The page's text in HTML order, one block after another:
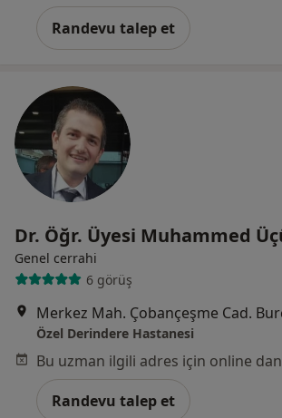
Randevu talep et
Dr. Öğr. Üyesi Muhammed
Genel cerrahi
6 görüş
Özel Derindere Hastanesi
Randevu talep et